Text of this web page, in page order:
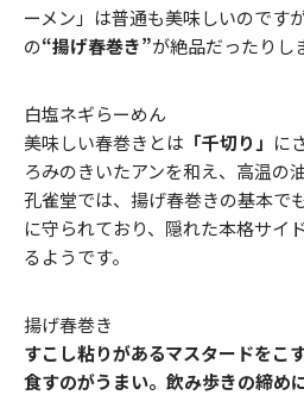
ーメン」は普通も美味しいのです
の“揚げ春巻き”が絶品だったりし
白塩ネギらーめん
美味しい春巻きとは 「千切り」 に
ろみのきいたアンを和え、高温の
孔雀堂では、揚げ春巻きの基本で
に守られており、隠れた本格サイ
るようです。
揚げ春巻き
すこし粘りがあるマスタードをこ
食すのがうまい。飲み歩きの締め